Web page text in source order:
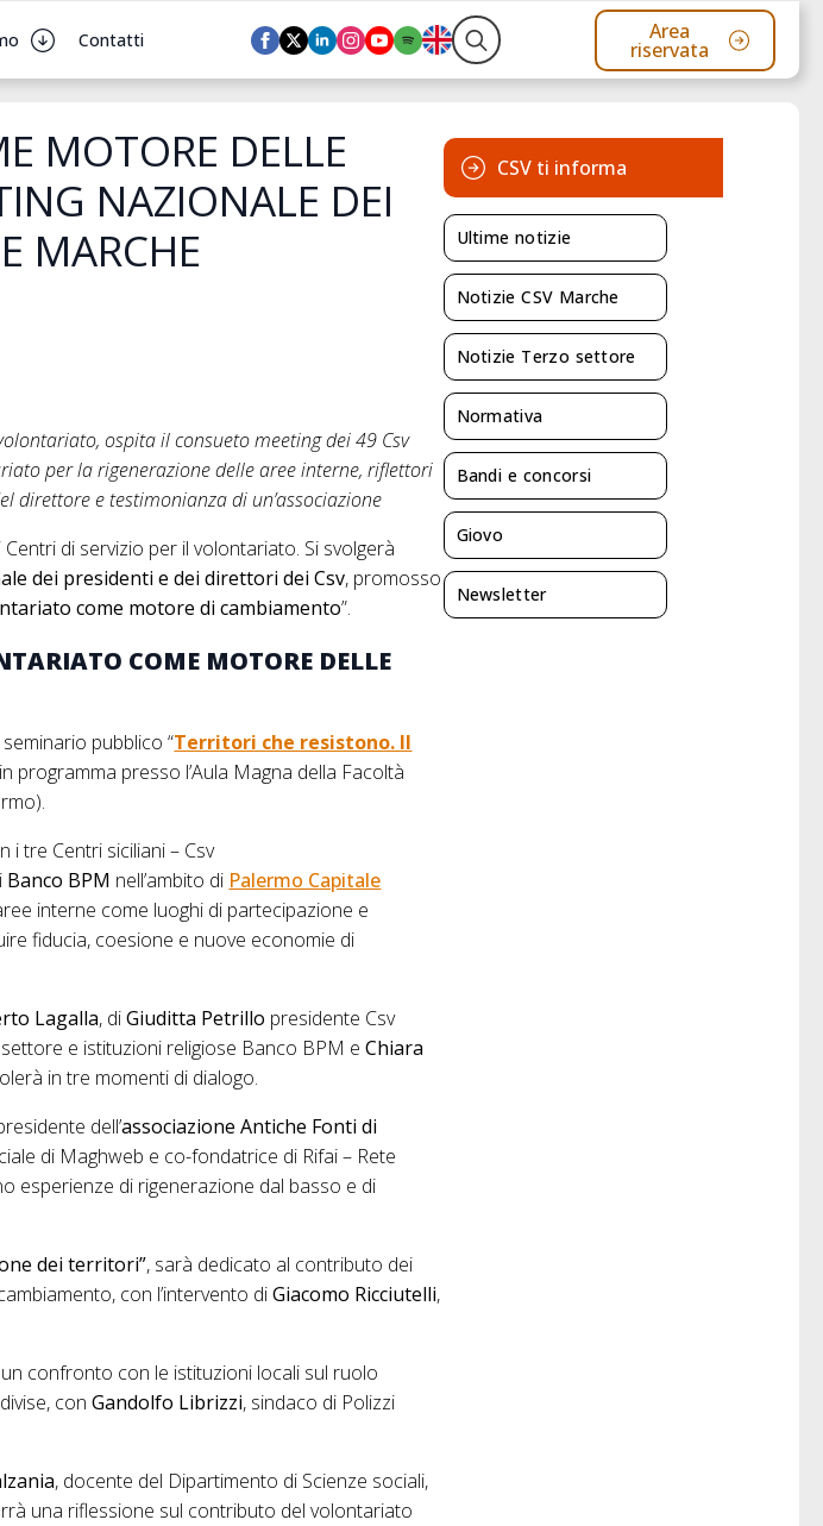
Contatti
Search
Area
riservata
MOTORE DELLE
NAZIONALE DEI
MARCHE
ospita il consueto meeting dei 49 Csv
per la rigenerazione delle aree interne, riflettori
direttore e testimonianza di un’associazione
di servizio per il volontariato. Si svolgerà
dei presidenti e dei direttori dei Csv, promosso
come motore di cambiamento”.
COME MOTORE DELLE
pubblico “Territori che resistono. Il
in programma presso l’Aula Magna della Facoltà
i tre Centri siciliani – Csv
Banco BPM nell’ambito di Palermo Capitale
interne come luoghi di partecipazione e
fiducia, coesione e nuove economie di
Lagalla, diGiuditta Petrillo presidente Csv
e istituzioni religiose Banco BPM eChiara
in tre momenti di dialogo.
dell’associazione Antiche Fonti di
di Maghweb e co-fondatrice di Rifai – Rete
esperienze di rigenerazione dal basso e di
dei territori”, sarà dedicato al contributo dei
con l’intervento diGiacomo Ricciutelli,
confronto con le istituzioni locali sul ruolo
conGandolfo Librizzi, sindaco di Polizzi
, docente del Dipartimento di Scienze sociali,
una riflessione sul contributo del volontariato
CSV ti informa
Ultime notizie
Notizie CSV Marche
Notizie Terzo settore
Normativa
Bandi e concorsi
Giovo
Newsletter